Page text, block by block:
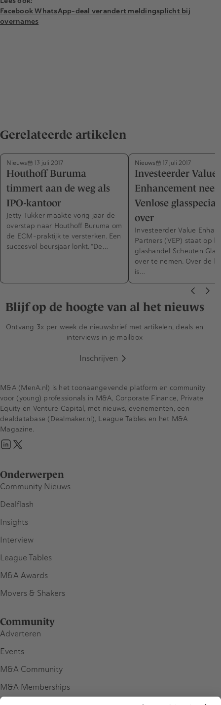
Facebook WhatsApp-deal verandert meldingsplicht bij
overnames
Gerelateerde artikelen
Nieuws 13 juli 2017
Houthoff Buruma
timmert aan de weg als
IPO-kantoor
Jetty Tukker maakte vorig jaar de
overstap naar Houthoff Buruma om
de ECM-praktijk te versterken. Een
succesvol beursjaar lonkt. “De…
Nieuws 17 juli 2017
Investeerder Value
Enhancement
Venlose
over
Investeerder Value
Partners (VEP) staat op
glashandel Scheuten
over te nemen. Over de
is…
Blijf op de hoogte van al het nieuws
Ontvang 3x per week de nieuwsbrief met artikelen, deals en
interviews in je mailbox
Inschrijven
Onderwerpen
Community Nieuws
Dealflash
Insights
Interview
League Tables
M&A Awards
Movers & Shakers
Community
Adverteren
Events
M&A Community
M&A Memberships
M&A (MenA.nl) is het toonaangevende platform en community
voor (young) professionals in M&A, Corporate Finance, Private
Equity en Venture Capital, met nieuws, evenementen, een
dealdatabase (Dealmaker.nl), League Tables en het M&A
Magazine.